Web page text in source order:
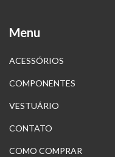
Menu
ACESSÓRIOS
COMPONENTES
VESTUÁRIO
CONTATO
COMO COMPRAR